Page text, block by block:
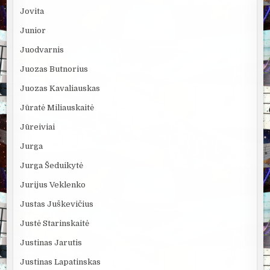
Jovita
Junior
Juodvarnis
Juozas Butnorius
Juozas Kavaliauskas
Jūratė Miliauskaitė
Jūreiviai
Jurga
Jurga Šeduikytė
Jurijus Veklenko
Justas Juškevičius
Justė Starinskaitė
Justinas Jarutis
Justinas Lapatinskas